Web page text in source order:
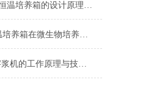
150A/250B恒温培养箱的设计原理与技术特点
HF-105恒温培养箱在微生物培养中的应用
血液振荡溶浆机的工作原理与技术优化